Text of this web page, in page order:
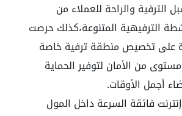
الترفية والراحة للعملاء من
الترفيهية المتنوعة،كذلك حرصت
على تخصيص منطقة ترفية خاصة
من الأمان لتوفير الحماية
أجمل الأوقات.
فائقة السرعة داخل المول